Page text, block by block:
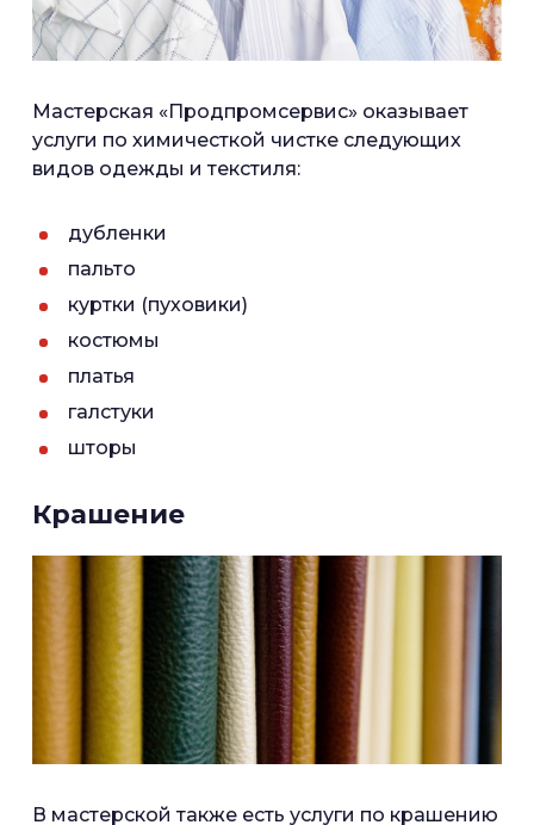
Мастерская «Продпромсервис» оказывает
услуги по химичесткой чистке следующих
видов одежды и текстиля:
дубленки
пальто
куртки (пуховики)
костюмы
платья
галстуки
шторы
Крашение
В мастерской также есть услуги по крашению